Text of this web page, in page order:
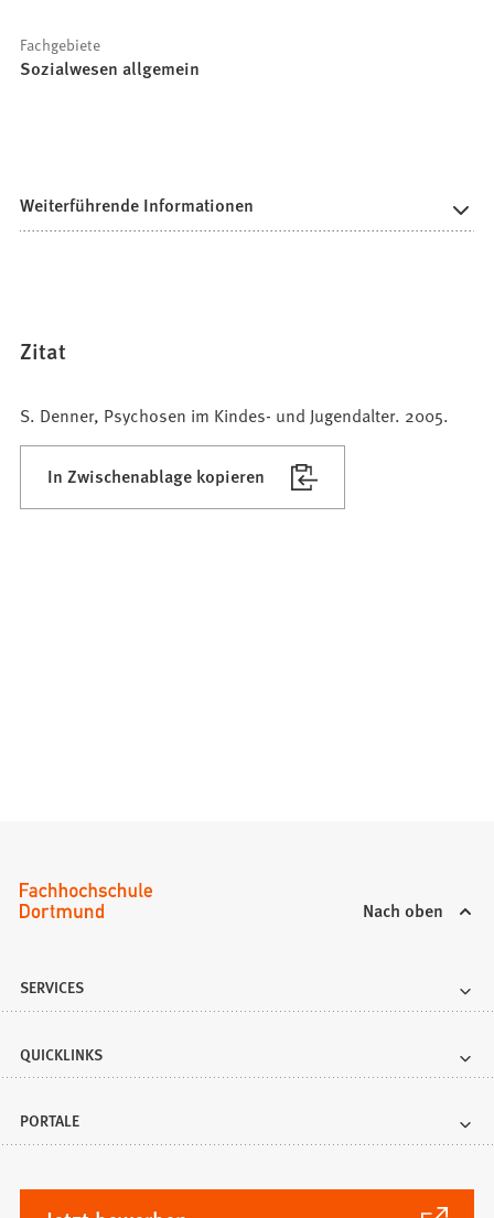
Fachgebiete
Sozialwesen allgemein
Weiterführende Informationen
Zitat
S. Denner, Psychosen im Kindes- und Jugendalter. 2005.
In Zwischenablage kopieren
Nach oben
SERVICES
QUICKLINKS
PORTALE